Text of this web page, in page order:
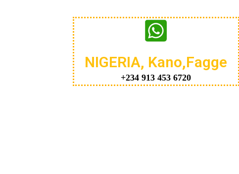
NIGERIA, Kano,Fagge
+234 913 453 6720